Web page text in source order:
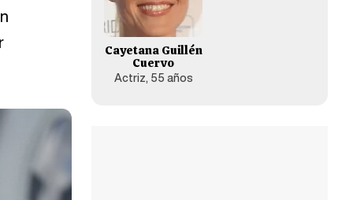
Cayetana Guillén
Cuervo
Actriz, 55 años